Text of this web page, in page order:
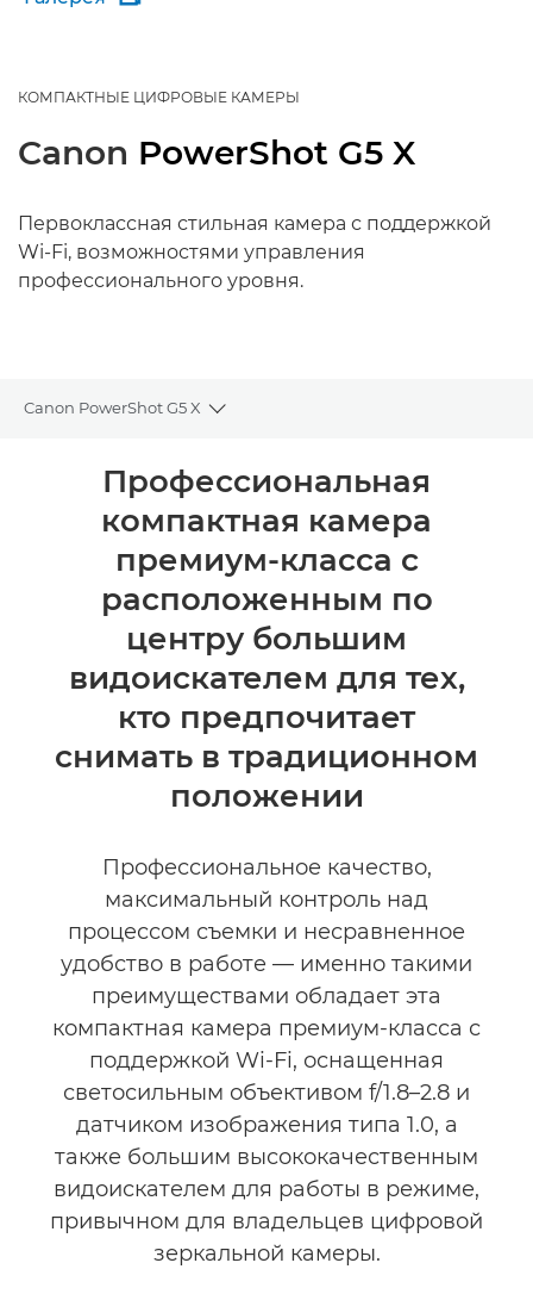
КОМПАКТНЫЕ ЦИФРОВЫЕ КАМЕРЫ
Canon PowerShot G5 X
Первоклассная стильная камера с поддержкой
Wi-Fi, возможностями управления
профессионального уровня.
Canon PowerShot G5 X
Toggle breadcrumbs
Общая информация
Технические характеристики
Профессиональная
компактная камера
премиум-класса с
расположенным по
центру большим
видоискателем для тех,
кто предпочитает
снимать в традиционном
положении
Профессиональное качество,
максимальный контроль над
процессом съемки и несравненное
удобство в работе — именно такими
преимуществами обладает эта
компактная камера премиум-класса с
поддержкой Wi-Fi, оснащенная
светосильным объективом f/1.8–2.8 и
датчиком изображения типа 1.0, а
также большим высококачественным
видоискателем для работы в режиме,
привычном для владельцев цифровой
зеркальной камеры.